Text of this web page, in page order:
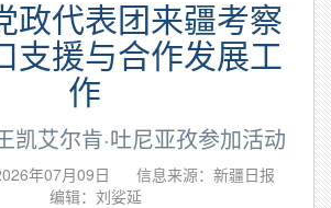
政代表团来疆考察
支援与合作发展工
作
凯艾尔肯·吐尼亚孜参加活动
年07月09日
信息来源：新疆日报
编辑：刘娑延